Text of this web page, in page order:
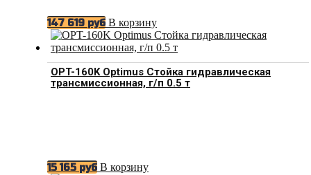
147 619 руб В корзину
OPT-160K Optimus Стойка гидравлическая
трансмиссионная, г/п 0.5 т
15 165 руб В корзину